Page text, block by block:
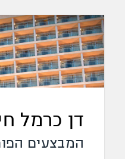
דן כרמל
המבצעים